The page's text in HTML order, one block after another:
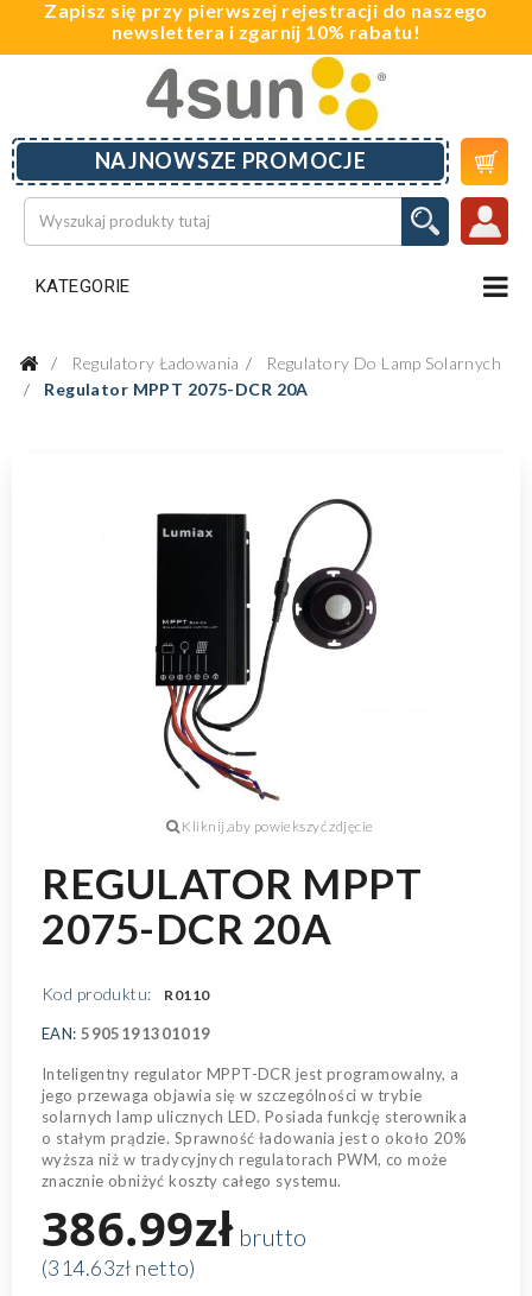
Zapisz się przy pierwszej rejestracji do naszego
newslettera i zgarnij 10% rabatu!
KATEGORIE
NAJNOWSZE PROMOCJE 
Regulatory Ładowania
Regulatory Do Lamp Solarnych
Regulator MPPT 2075-DCR 20A
REGULATOR MPPT
2075-DCR 20A
Kod produktu: R0110
EAN: 5905191301019
Inteligentny regulator MPPT-DCR jest programowalny, a
jego przewaga objawia się w szczególności w trybie
solarnych lamp ulicznych LED. Posiada funkcję sterownika
o stałym prądzie. Sprawność ładowania jest o około 20%
wyższa niż w tradycyjnych regulatorach PWM, co może
znacznie obniżyć koszty całego systemu.
386.99złbrutto
(314.63zł netto)